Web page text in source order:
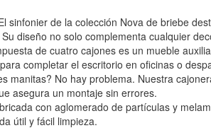
sinfonier de la colección Nova de briebe
diseño no solo complementa cualquier
de cuatro cajones es un mueble
completar el escritorio en oficinas o
manitas? No hay problema. Nuestra
asegura un montaje sin errores.
con aglomerado de partículas y
útil y fácil limpieza.